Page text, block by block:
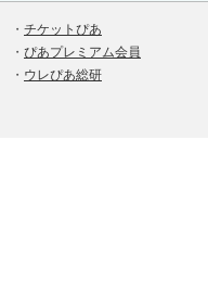
・ チケットぴあ
・ ぴあプレミアム会員
・ ウレぴあ総研